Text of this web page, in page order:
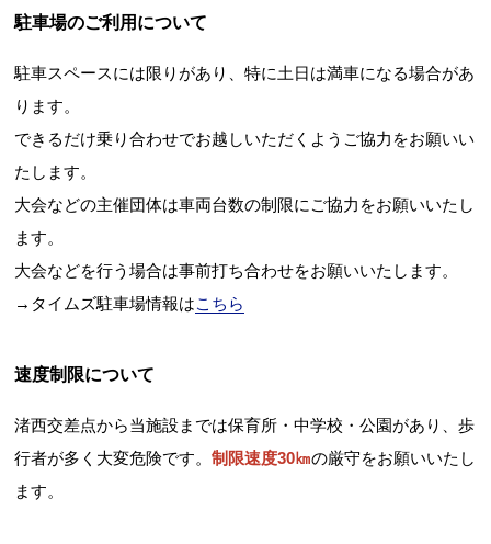
駐車場のご利用について
駐車スペースには限りがあり、特に土日は満車になる場合があ
ります。
できるだけ乗り合わせでお越しいただくようご協力をお願いい
たします。
大会などの主催団体は車両台数の制限にご協力をお願いいたし
ます。
大会などを行う場合は事前打ち合わせをお願いいたします。
→タイムズ駐車場情報はこちら
速度制限について
渚西交差点から当施設までは保育所・中学校・公園があり、歩
行者が多く大変危険です。制限速度30㎞の厳守をお願いいたし
ます。